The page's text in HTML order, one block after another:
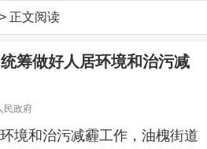
正文阅读
筹做好人居环境和治污减
政府
境和治污减霾工作，油槐街道